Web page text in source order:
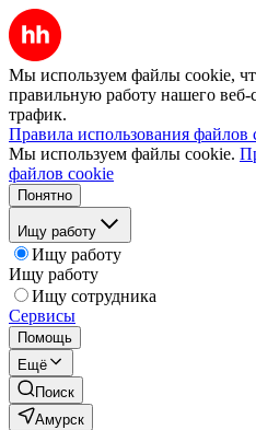
Мы используем файлы cookie,
правильную работу нашего веб-
трафик.
Правила использования файлов
Мы используем файлы cookie.
файлов cookie
Понятно
Ищу работу
Ищу работу
Ищу работу
Ищу сотрудника
Сервисы
Помощь
Ещё
Поиск
Амурск